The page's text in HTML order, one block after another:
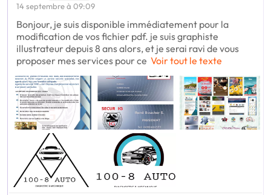
14 septembre à 09:09
Bonjour, je suis disponible immédiatement pour la
modification de vos fichier pdf. je suis graphiste
illustrateur depuis 8 ans alors, et je serai ravi de vous
proposer mes services pour ce Voir tout le texte